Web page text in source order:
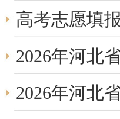
高考志愿填
2026年河北
2026年河北